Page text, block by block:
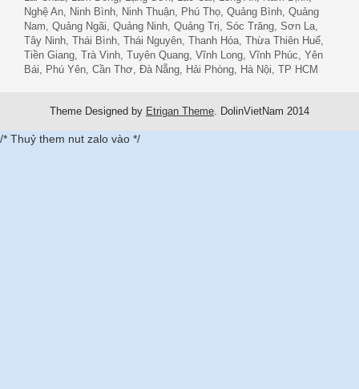
Nghệ An, Ninh Bình, Ninh Thuận, Phú Thọ, Quảng Bình, Quảng
Nam, Quảng Ngãi, Quảng Ninh, Quảng Trị, Sóc Trăng, Sơn La,
Tây Ninh, Thái Bình, Thái Nguyên, Thanh Hóa, Thừa Thiên Huế,
Tiền Giang, Trà Vinh, Tuyên Quang, Vĩnh Long, Vĩnh Phúc, Yên
Bái, Phú Yên, Cần Thơ, Đà Nẵng, Hải Phòng, Hà Nội, TP HCM
Theme Designed by Etrigan Theme. DolinVietNam 2014
/* Thuỷ them nut zalo vào */